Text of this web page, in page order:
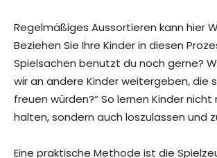
Regelmäßiges Aussortieren kann hier
Beziehen Sie Ihre Kinder in diesen
Spielsachen benutzt du noch gerne?
wir an andere Kinder weitergeben, die
freuen würden?“ So lernen Kinder nicht
halten, sondern auch loszulassen und
Eine praktische Methode ist die